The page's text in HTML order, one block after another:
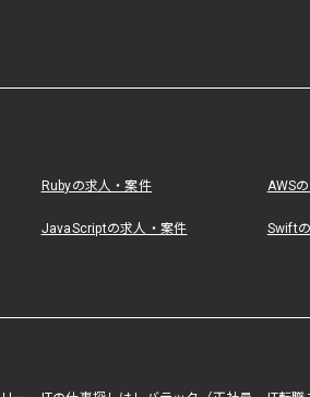
Rubyの求人・案件 AWS
JavaScriptの求人・案件 Swift